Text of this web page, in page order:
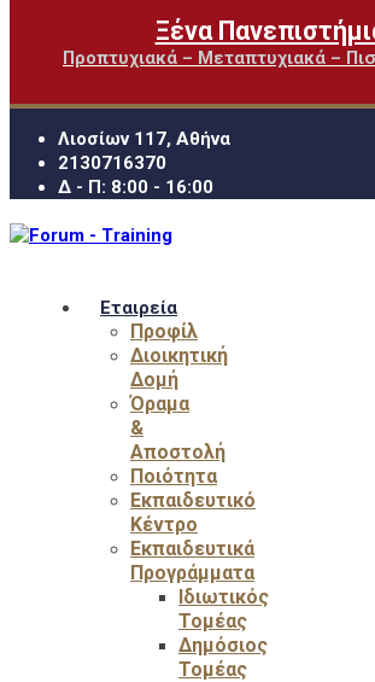
Ξένα
Προπτυχιακά – Μεταπτυχιακά –
Λιοσίων 117, Αθήνα
2130716370
Δ - Π: 8:00 - 16:00
Εταιρεία
Προφίλ
Διοικητική
Δομή
Όραμα
&
Αποστολή
Ποιότητα
Εκπαιδευτικό
Κέντρο
Εκπαιδευτικά
Προγράμματα
Ιδιωτικός
Τομέας
Δημόσιος
Τομέας